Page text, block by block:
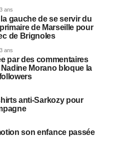
ans
la gauche de se servir du
de Marseille pour
de Brignoles
ans
par des commentaires
Morano bloque la
anti-Sarkozy pour
son enfance passée